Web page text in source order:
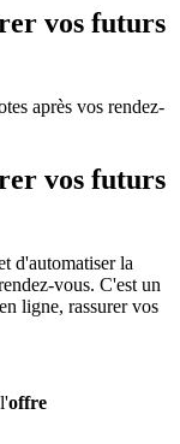
vos futurs
après vos rendez-
vos futurs
d'automatiser la
vous. C'est un
ligne, rassurer vos
offre